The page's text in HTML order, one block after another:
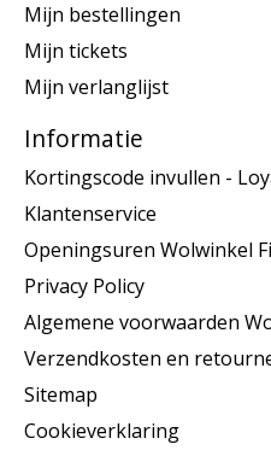
Mijn bestellingen
Mijn tickets
Mijn verlanglijst
Informatie
Kortingscode invullen -
Klantenservice
Openingsuren Wolwinkel
Privacy Policy
Algemene voorwaarden
Verzendkosten en
Sitemap
Cookieverklaring